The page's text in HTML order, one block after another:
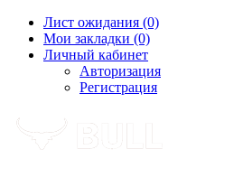
Лист ожидания (0)
Мои закладки (0)
Личный кабинет
Авторизация
Регистрация